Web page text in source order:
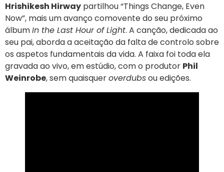
Hrishikesh Hirway partilhou “Things Change, Even
Now”, mais um avanço comovente do seu próximo
álbumIn the Last Hour of Light. A canção, dedicada ao
seu pai, aborda a aceitação da falta de controlo sobre
os aspetos fundamentais da vida. A faixa foi toda ela
gravada ao vivo, em estúdio, com o produtor Phil
Weinrobe, sem quaisqueroverdubsou edições.